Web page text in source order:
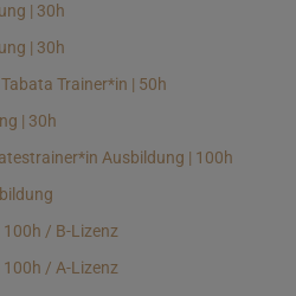
| 30h
| 30h
Trainer*in | 50h
| 30h
Ausbildung | 100h
/ B-Lizenz
/ A-Lizenz